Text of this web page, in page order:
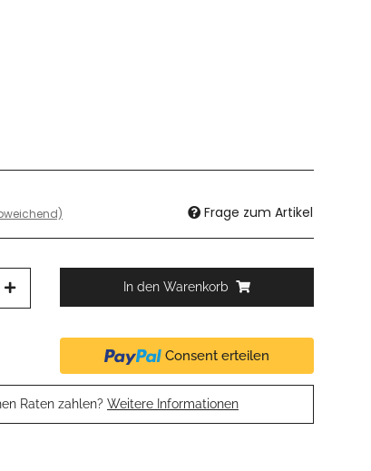
Frage zum Artikel
In den Warenkorb
Consent erteilen
Raten zahlen? Weitere Informationen